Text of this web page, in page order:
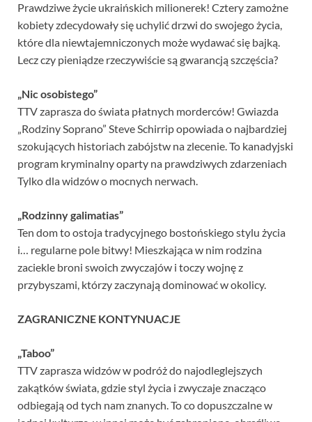
Prawdziwe życie ukraińskich milionerek! Cztery zamożne
kobiety zdecydowały się uchylić drzwi do swojego życia,
które dla niewtajemniczonych może wydawać się bajką.
Lecz czy pieniądze rzeczywiście są gwarancją szczęścia?
„Nic osobistego”
TTV zaprasza do świata płatnych morderców! Gwiazda
„Rodziny Soprano” Steve Schirrip opowiada o najbardziej
szokujących historiach zabójstw na zlecenie. To kanadyjski
program kryminalny oparty na prawdziwych zdarzeniach
Tylko dla widzów o mocnych nerwach.
„Rodzinny galimatias”
Ten dom to ostoja tradycyjnego bostońskiego stylu życia
i… regularne pole bitwy! Mieszkająca w nim rodzina
zaciekle broni swoich zwyczajów i toczy wojnę z
przybyszami, którzy zaczynają dominować w okolicy.
ZAGRANICZNE KONTYNUACJE
„Taboo”
TTV zaprasza widzów w podróż do najodleglejszych
zakątków świata, gdzie styl życia i zwyczaje znacząco
odbiegają od tych nam znanych. To co dopuszczalne w